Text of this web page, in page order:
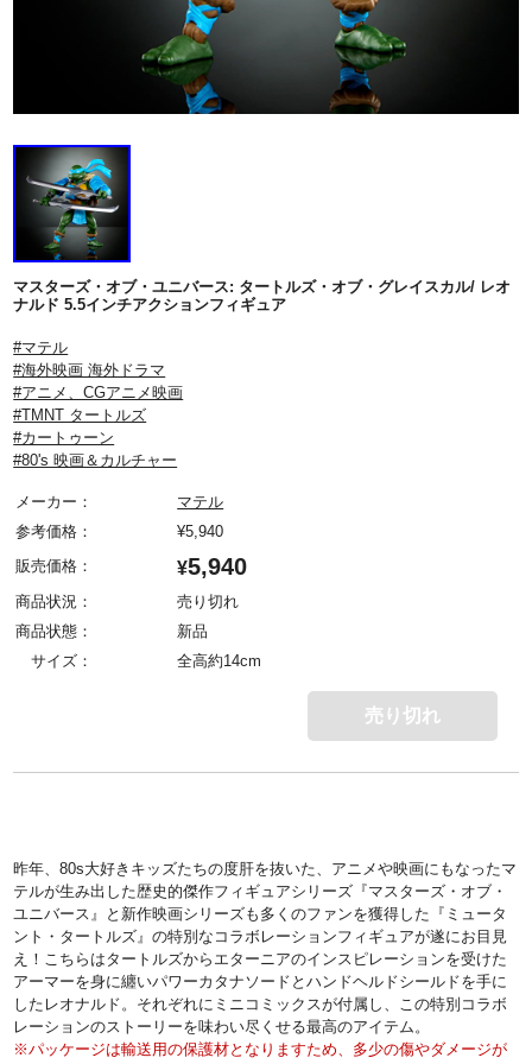
マスターズ・オブ・ユニバース: タートルズ・オブ・グレイスカル/ レオ
ナルド 5.5インチアクションフィギュア
#マテル
#海外映画 海外ドラマ
#アニメ、CGアニメ映画
#TMNT タートルズ
#カートゥーン
#80's 映画＆カルチャー
メーカー：
マテル
参考価格：
¥5,940
販売価格：
¥5,940
商品状況：
売り切れ
商品状態：
新品
サイズ：
全高約14cm
売り切れ
昨年、80s大好きキッズたちの度肝を抜いた、アニメや映画にもなったマ
テルが生み出した歴史的傑作フィギュアシリーズ『マスターズ・オブ・
ユニバース』と新作映画シリーズも多くのファンを獲得した『ミュータ
ント・タートルズ』の特別なコラボレーションフィギュアが遂にお目見
え！こちらはタートルズからエターニアのインスピレーションを受けた
アーマーを身に纏いパワーカタナソードとハンドヘルドシールドを手に
したレオナルド。それぞれにミニコミックスが付属し、この特別コラボ
レーションのストーリーを味わい尽くせる最高のアイテム。
※パッケージは輸送用の保護材となりますため、多少の傷やダメージが